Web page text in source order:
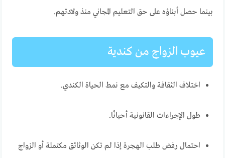
بينما حصل أبناؤه على حق التعليم المجاني منذ ولادتهم.
عيوب الزواج من كندية
اختلاف الثقافة والتكيف مع نمط الحياة الكندي.
طول الإجراءات القانونية أحيانًا.
احتمال رفض طلب الهجرة إذا لم تكن الوثائق مكتملة أو الزواج